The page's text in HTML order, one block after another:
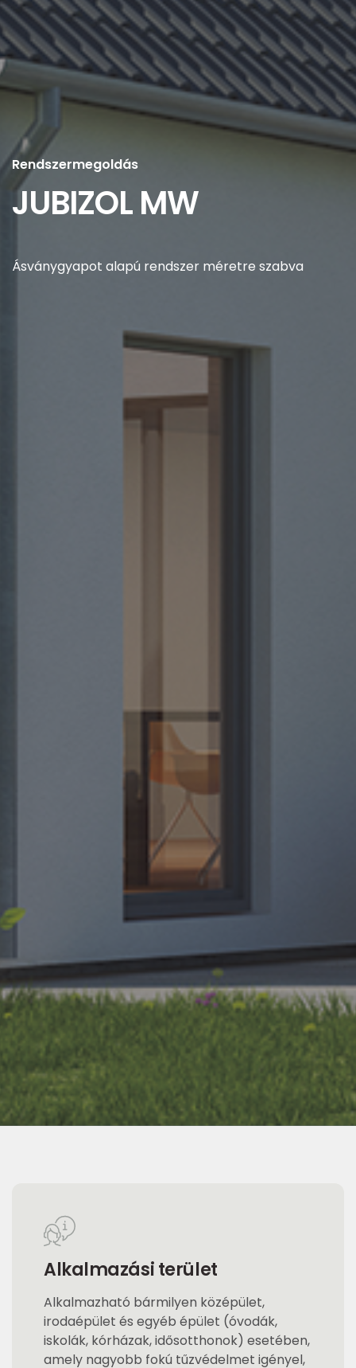
Rendszermegoldás
JUBIZOL MW
Ásványgyapot alapú rendszer méretre szabva
Alkalmazási terület
Alkalmazható bármilyen középület,
irodaépület és egyéb épület (óvodák,
iskolák, kórházak, idősotthonok) esetében,
amely nagyobb fokú tűzvédelmet igényel,